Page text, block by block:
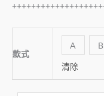
款式
A B
清除